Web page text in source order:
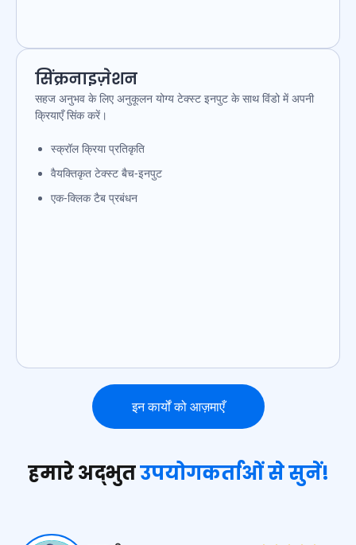
सिंक्रनाइज़ेशन
सहज अनुभव के लिए अनुकूलन योग्य टेक्स्ट इनपुट के साथ विंडो में अपनी
क्रियाएँ सिंक करें।
स्क्रॉल क्रिया प्रतिकृति
वैयक्तिकृत टेक्स्ट बैच-इनपुट
एक-क्लिक टैब प्रबंधन
इन कार्यों को आज़माएँ
हमारे अद्भुतउपयोगकर्ताओं से सुनें!